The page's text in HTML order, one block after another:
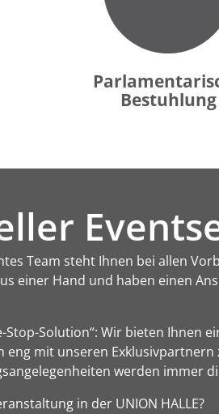
Bestuhlung
Team steht Ihnen bei allen
einer Hand und haben einen
Stop-Solution“: Wir bieten
mit unseren
werden immer
in der UNION HALLE?